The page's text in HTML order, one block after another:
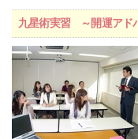
九星術実習 ～開運アド